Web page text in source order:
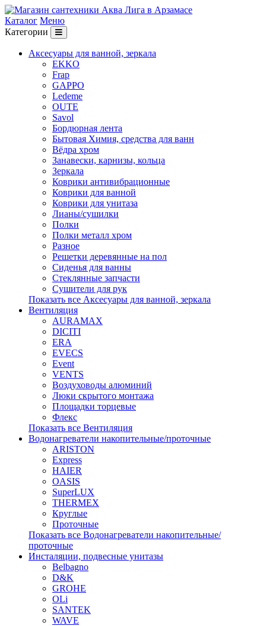
Каталог Меню
Категории
Аксесуары для ванной, зеркала
EKKO
Frap
GAPPO
Ledeme
OUTE
Savol
Бордюрная лента
Бытовая Химия, средства для ванн
Вёдра хром
Занавески, карнизы, кольца
Зеркала
Коврики антивибрационные
Коврики для ванной
Коврики для унитаза
Лианы/сушилки
Полки
Полки металл хром
Разное
Решетки деревянные на пол
Сиденья для ванны
Стеклянные запчасти
Сушители для рук
Показать все Аксесуары для ванной, зеркала
Вентиляция
AURAMAX
DICITI
ERA
EVECS
Event
VENTS
Воздуховоды алюминий
Люки скрытого монтажа
Площадки торцевые
Флекс
Показать все Вентиляция
Водонагреватели накопительные/проточные
ARISTON
Express
HAIER
OASIS
SuperLUX
THERMEX
Круглые
Проточные
Показать все Водонагреватели накопительные/
проточные
Инсталяции, подвесные унитазы
Belbagno
D&K
GROHE
OLi
SANTEK
WAVE